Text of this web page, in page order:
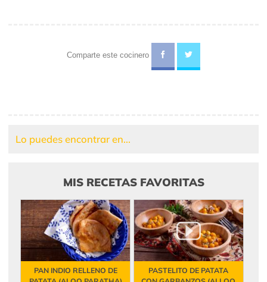
Comparte este cocinero
Lo puedes encontrar en...
MIS RECETAS FAVORITAS
PAN INDIO RELLENO DE
PASTELITO DE PATATA